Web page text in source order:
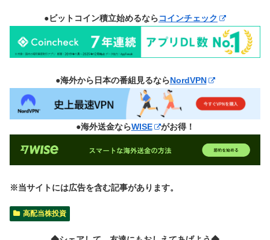
●ビットコイン積立始めるならコインチェック
●海外から日本の番組見るならNordVPN
●海外送金ならWISE がお得！
※当サイトには広告を含む記事があります。
高配当株投資